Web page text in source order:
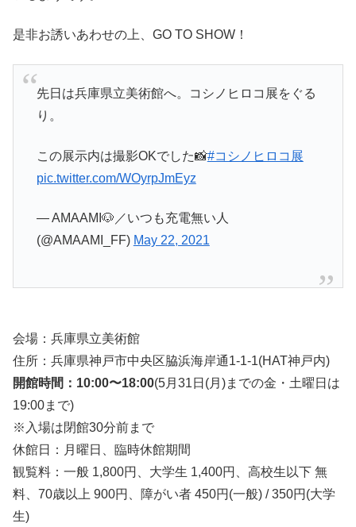
是非お誘いあわせの上、GO TO SHOW！
先日は兵庫県立美術館へ。コシノヒロコ展をぐる
り。
この展示内は撮影OKでした📸#コシノヒロコ展
pic.twitter.com/WOyrpJmEyz
— AMAAMI🐶／いつも充電無い人
(@AMAAMI_FF) May 22, 2021
会場：兵庫県立美術館
住所：兵庫県神戸市中央区脇浜海岸通1-1-1(HAT神戸内)
開館時間：10:00〜18:00(5月31日(月)までの金・土曜日は
19:00まで)
※入場は閉館30分前まで
休館日：月曜日、臨時休館期間
観覧料：一般 1,800円、大学生 1,400円、高校生以下 無
料、70歳以上 900円、障がい者 450円(一般) / 350円(大学
生)